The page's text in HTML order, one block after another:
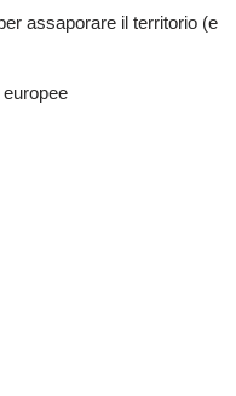
assaporare il territorio (e